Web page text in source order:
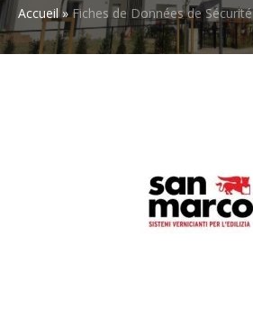
Accueil»Fiches de Données de Sécurité